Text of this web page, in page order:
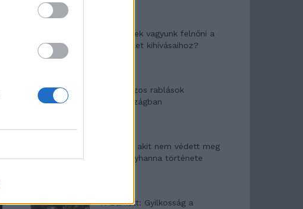
Képtelenek vagyunk felnőni a
felnőtt élet kihívásaihoz?
Altatógázos rablások
Olaszországban
A kislány, akit nem védett meg
senki – Lyhanna története
T. Barnett: Gyilkosság a